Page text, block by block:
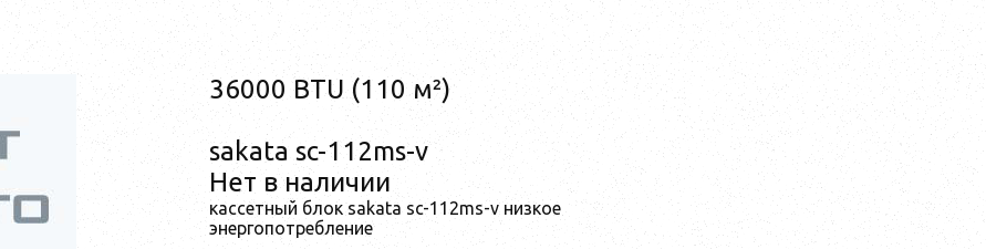
36000 BTU (110 м²)
sakata sc-112ms-v
Нет в наличии
кассетный блок sakata sc-112ms-v низкое
энергопотребление